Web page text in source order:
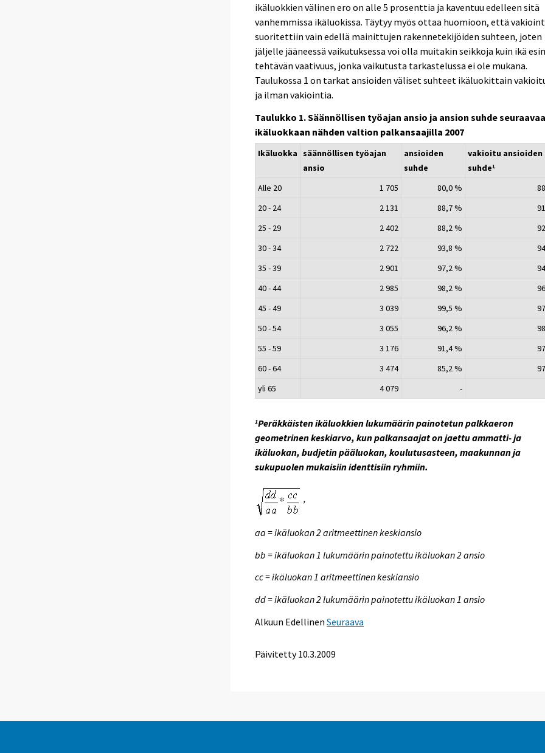
ikäluokkien välinen ero on alle 5 prosenttia ja kaventuu edelleen sitä
vanhemmissa ikäluokissa. Täytyy myös ottaa huomioon, että
suoritettiin vain edellä mainittujen rakennetekijöiden suhteen, joten
jäljelle jääneessä vaikutuksessa voi olla muitakin seikkoja kuin ikä
tehtävän vaativuus, jonka vaikutusta tarkastelussa ei ole mukana.
Taulukossa 1 on tarkat ansioiden väliset suhteet ikäluokittain
ja ilman vakiointia.
Taulukko 1. Säännöllisen työajan ansio ja ansion suhde
ikäluokkaan nähden valtion palkansaajilla 2007
Ikäluokka
säännöllisen työajan
ansio
ansioiden
suhde
vakioitu ansioiden
suhde1
Alle 20 1 705 80,0 %
20 - 24
2 131 88,7 %
25 - 29
2 402 88,2 %
30 - 34
2 722 93,8 %
35 - 39
2 901 97,2 %
40 - 44
2 985 98,2 %
45 - 49
3 039 99,5 %
50 - 54
3 055 96,2 %
55 - 59
3 176 91,4 %
60 - 64
3 474 85,2 %
yli 65
4 079 -
1Peräkkäisten ikäluokkien lukumäärin painotetun palkkaeron
geometrinen keskiarvo, kun palkansaajat on jaettu ammatti- ja
ikäluokan, budjetin pääluokan, koulutusasteen, maakunnan ja
sukupuolen mukaisiin identtisiin ryhmiin.
,
aa = ikäluokan 2 aritmeettinen keskiansio
bb = ikäluokan 1 lukumäärin painotettu ikäluokan 2 ansio
cc = ikäluokan 1 aritmeettinen keskiansio
dd = ikäluokan 2 lukumäärin painotettu ikäluokan 1 ansio
Alkuun Edellinen Seuraava
Päivitetty10.3.2009